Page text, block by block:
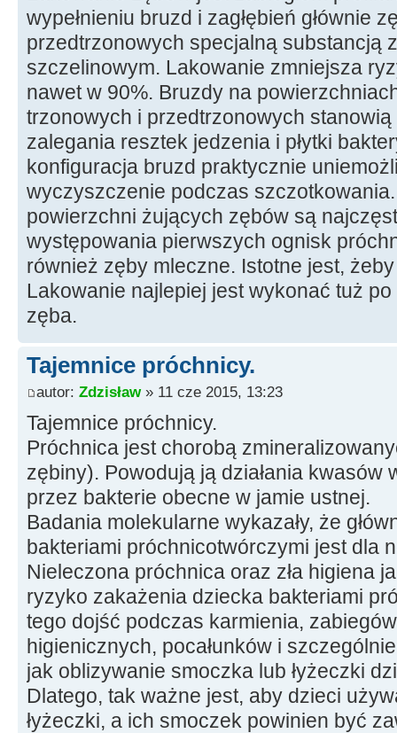
wypełnieniu bruzd i zagłębień głównie
przedtrzonowych specjalną substancją
szczelinowym. Lakowanie zmniejsza
nawet w 90%. Bruzdy na
trzonowych i przedtrzonowych stanowią
zalegania resztek jedzenia i płytki
konfiguracja bruzd praktycznie
wyczyszczenie podczas
powierzchni żujących zębów są
występowania pierwszych ognisk
również zęby mleczne. Istotne jest,
Lakowanie najlepiej jest wykonać tuż
zęba.
Tajemnice próchnicy.
autor: Zdzisław» 11 cze 2015, 13:23
Tajemnice próchnicy.
Próchnica jest chorobą
zębiny). Powodują ją działania kwasów
przez bakterie obecne w jamie ustnej.
Badania molekularne wykazały, że
bakteriami próchnicotwórczymi jest dla
Nieleczona próchnica oraz zła higiena
ryzyko zakażenia dziecka bakteriami
tego dojść podczas karmienia, zabiegów
higienicznych, pocałunków i
jak oblizywanie smoczka lub łyżeczki
Dlatego, tak ważne jest, aby dzieci
łyżeczki, a ich smoczek powinien być